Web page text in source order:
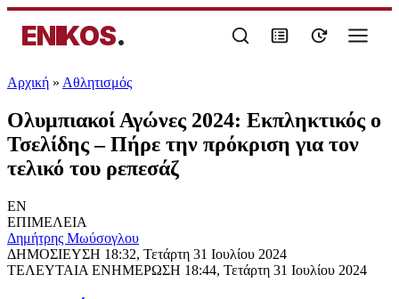
ENIKOS.
Αρχική » Αθλητισμός
Ολυμπιακοί Αγώνες 2024: Εκπληκτικός ο
Τσελίδης – Πήρε την πρόκριση για τον
τελικό του ρεπεσάζ
EN
ΕΠΙΜΕΛΕΙΑ
Δημήτρης Μωύσογλου
ΔΗΜΟΣΙΕΥΣΗ 18:32, Τετάρτη 31 Ιουλίου 2024
ΤΕΛΕΥΤΑΙΑ ΕΝΗΜΕΡΩΣΗ 18:44, Τετάρτη 31 Ιουλίου 2024